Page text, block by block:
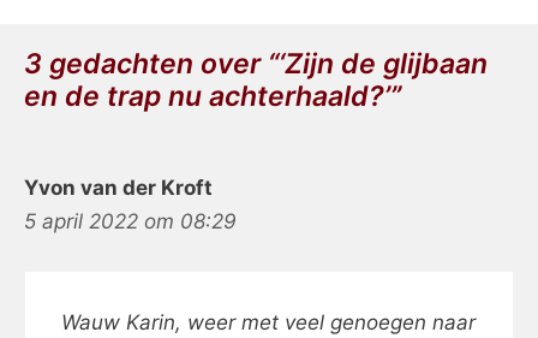
3 gedachten over “‘Zijn de glijbaan
en de trap nu achterhaald?’”
Yvon van der Kroft
5 april 2022 om 08:29
Wauw Karin, weer met veel genoegen naar